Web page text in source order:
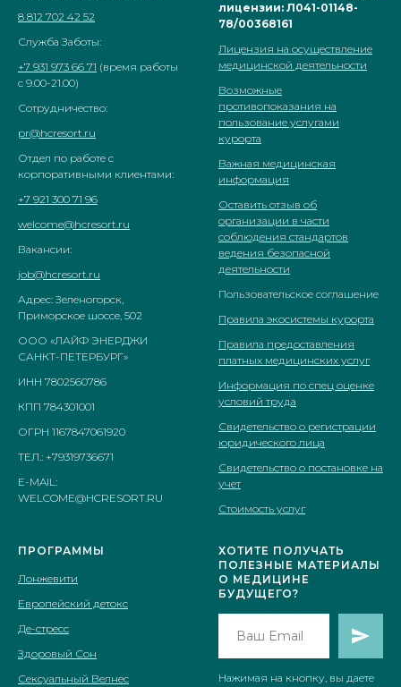
8 812 702 42 52
Служба Заботы:
+7 931 973 66 71 (время работы
с 9.00-21.00)
Сотрудничество:
pr@hcresort.ru
Отдел по работе с
корпоративными клиентами:
+7 921 300 71 96
welcome@hcresort.ru
Вакансии:
job@hcresort.ru
Адрес: Зеленогорск,
Приморское шоссе, 502
ООО «ЛАЙФ ЭНЕРДЖИ
САНКТ-ПЕТЕРБУРГ»
ИНН 7802560786
КПП 784301001
ОГРН 1167847061920
ТЕЛ.: +79319736671
E-MAIL:
WELCOME@HCRESORT.RU
лицензии: Л041-01148-
78/00368161
Лицензия на осуществление
медицинской деятельности
Возможные
противопоказания на
пользование услугами
курорта
Важная медицинская
информация
Оставить отзыв об
организации в части
соблюдения стандартов
ведения безопасной
деятельности
Пользовательское соглашение
Правила экосистемы курорта
Правила предоставления
платных медицинских услуг
Информация по спец оценке
условий труда
Свидетельство о регистрации
юридического лица
Свидетельство о постановке на
учет
Стоимость услуг
ПРОГРАММЫ
Лонжевити
Европейский детокс
Де-стресс
Здоровый Сон
Сексуальный Велнес
ХОТИТЕ ПОЛУЧАТЬ
ПОЛЕЗНЫЕ МАТЕРИАЛЫ
О МЕДИЦИНE
БУДУЩЕГО?
Нажимая на кнопку, вы даете